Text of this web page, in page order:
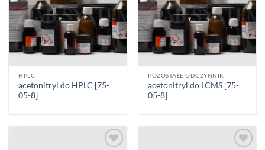
HPLC
acetonitryl do HPLC [75-
05-8]
POZOSTAŁE ODCZYNNIKI
acetonitryl do LCMS [75-
05-8]